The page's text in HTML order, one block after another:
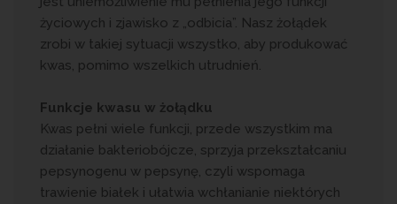
życiowych i zjawisko z „odbicia”. Nasz żołądek
zrobi w takiej sytuacji wszystko, aby produkować
kwas, pomimo wszelkich utrudnień.
Funkcje kwasu w żołądku
Kwas pełni wiele funkcji, przede wszystkim ma
działanie bakteriobójcze, sprzyja przekształcaniu
pepsynogenu w pepsynę, czyli wspomaga
trawienie białek i ułatwia wchłanianie niektórych